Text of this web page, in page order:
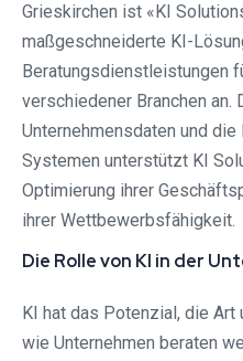
Grieskirchen ist «KI
maßgeschneiderte KI-
Beratungsdienstleistungen
verschiedener Branchen an.
Unternehmensdaten und
Systemen unterstützt KI
Optimierung ihrer
ihrer Wettbewerbsfähigkeit.
Die Rolle von KI in der
KI hat das Potenzial, die Art
wie Unternehmen beraten